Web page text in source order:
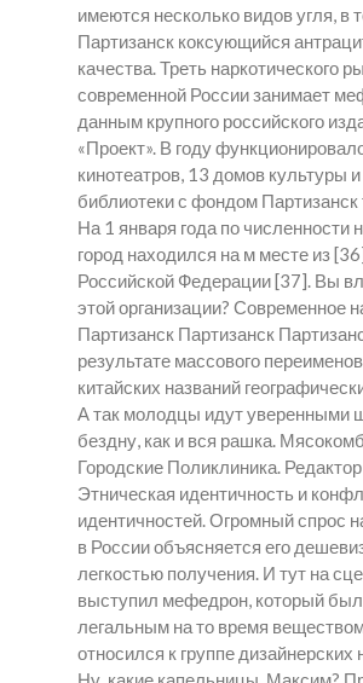
имеются несколько видов угля, в
Партизанск коксующийся
качества. Треть наркотического
современной России занимает
данным крупного российского
«Проект». В году
кинотеатров, 13 домов культуры
библиотеки с фондом Партизанск
На 1 января года по численности
город находился на м месте из
Российской Федерации [37]. Вы
этой организации? Современное
Партизанск Партизанск
результате массового
китайских названий
А так молодцы идут уверенными
бездну, как и вся рашка.
Городские Поликлиника.
Этническая идентичность и
идентичностей. Огромный спрос
в России объясняется его
легкостью получения. И тут на
выступил мефедрон, который
легальным на то время
относился к группе дизайнерских